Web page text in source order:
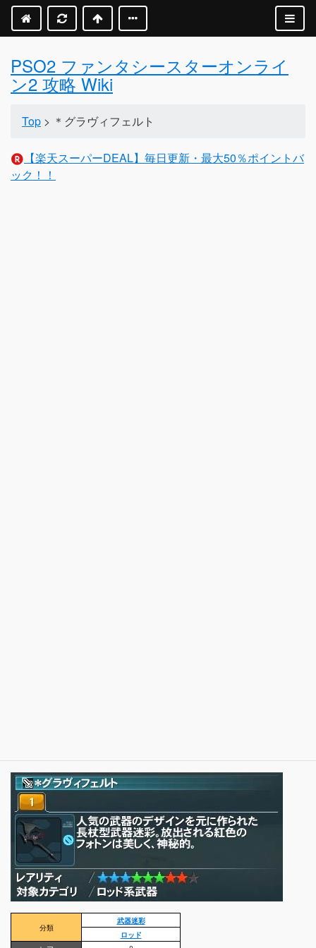
PSO2 ファンタシースターオンライ
ン2 攻略 Wiki
Top > ＊グラヴィフェルト
【楽天スーパーDEAL】毎日更新・最大50％ポイントバ
ック！！
分類
武器迷彩
ロッド